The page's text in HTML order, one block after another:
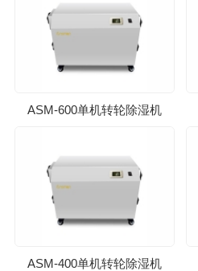
ASM-600单机转轮除湿机
ASM-400单机转轮除湿机